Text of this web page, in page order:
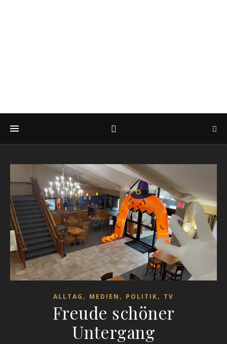
ALLTAG , MEDIEN , POLITIK, TV
Freude schöner
Untergang